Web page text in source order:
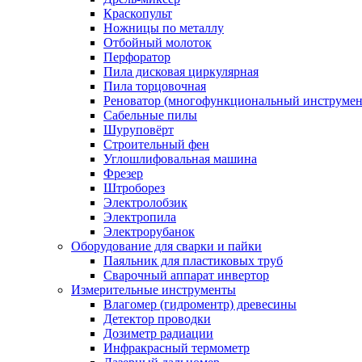
Краскопульт
Ножницы по металлу
Отбойный молоток
Перфоратор
Пила дисковая циркулярная
Пила торцовочная
Реноватор (многофункциональный
Сабельные пилы
Шуруповёрт
Строительный фен
Углошлифовальная машина
Фрезер
Штроборез
Электролобзик
Электропила
Электрорубанок
Оборудование для сварки и пайки
Паяльник для пластиковых труб
Сварочный аппарат инвертор
Измерительные инструменты
Влагомер (гидроментр) древесины
Детектор проводки
Дозиметр радиации
Инфракрасный термометр